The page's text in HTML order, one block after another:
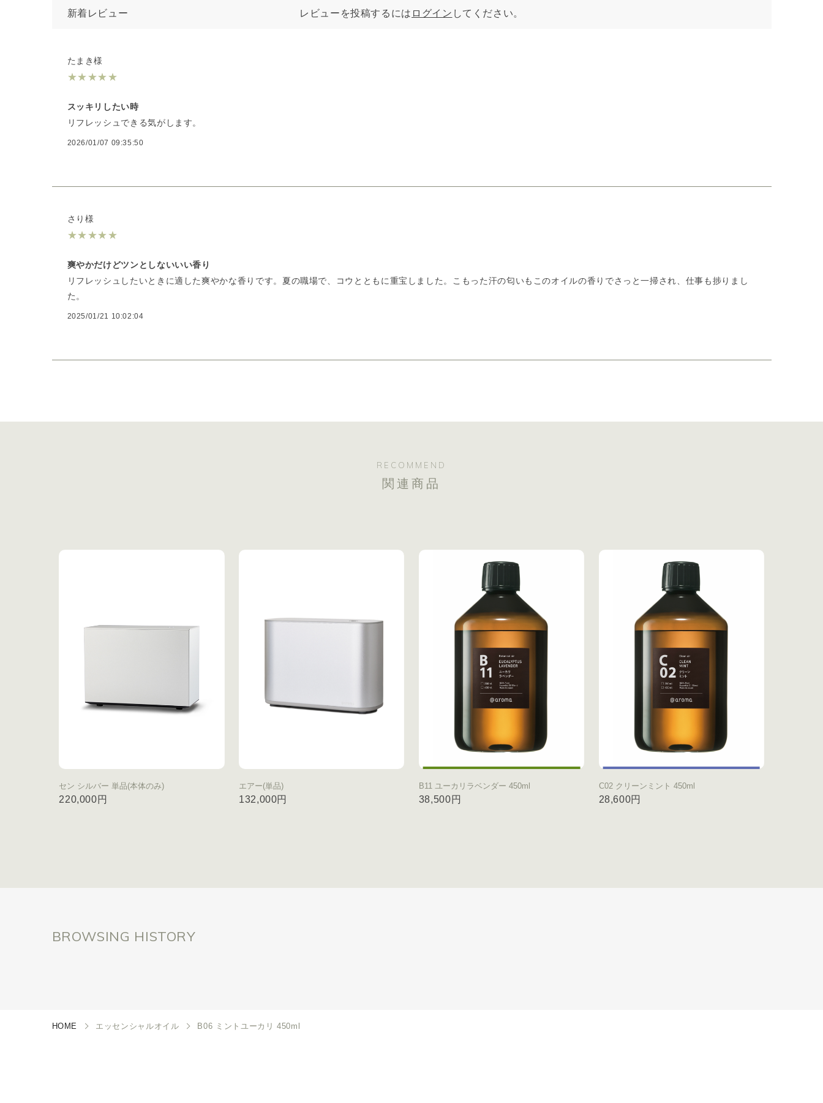
新着レビュー レビューを投稿するには ログイン してください。
たまき様
★★★★★
スッキリしたい時
リフレッシュできる気がします。
2026/01/07 09:35:50
さり様
★★★★★
爽やかだけどツンとしないいい香り
リフレッシュしたいときに適した爽やかな香りです。夏の職場で、コウとともに重宝しました。こもった汗の匂いもこのオイルの香りでさっと一掃され、仕事も捗りまし
た。
2025/01/21 10:02:04
RECOMMEND
関連商品
セン シルバー 単品(本体のみ)
220,000円
エアー(単品)
132,000円
B11 ユーカリラベンダー 450ml
38,500円
C02 クリーンミント 450ml
28,600円
BROWSING HISTORY
HOME エッセンシャルオイル B06 ミントユーカリ 450ml